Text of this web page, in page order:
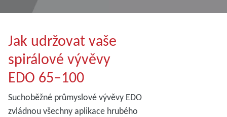
Jak udržovat vaše
spirálové vývěvy
EDO 65–100
Suchoběžné průmyslové vývěvy EDO
zvládnou všechny aplikace hrubého